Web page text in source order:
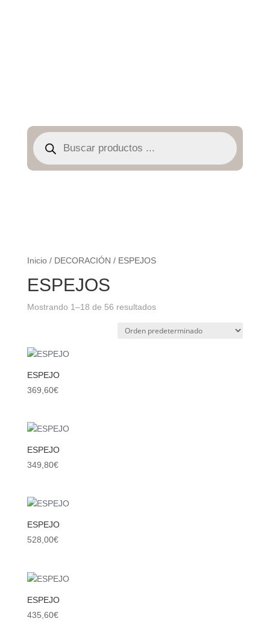
Búsqueda
de
productos
Inicio/ DECORACIÓN / ESPEJOS
ESPEJOS
Mostrando 1–18 de 56 resultados
ESPEJO
369,60€
ESPEJO
349,80€
ESPEJO
528,00€
ESPEJO
435,60€